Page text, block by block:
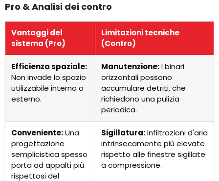
Pro & Analisi dei contro
Vantaggi del
sistema (Pro)
Limitazioni tecniche
(Contro)
Efficienza spaziale:
Non invade lo spazio
utilizzabile interno o
esterno.
Manutenzione:I binari
orizzontali possono
accumulare detriti, che
richiedono una pulizia
periodica.
Conveniente:Una
progettazione
semplicistica spesso
porta ad appalti più
rispettosi del
Sigillatura:Infiltrazioni d'aria
intrinsecamente più elevate
rispetto alle finestre sigillate
a compressione.